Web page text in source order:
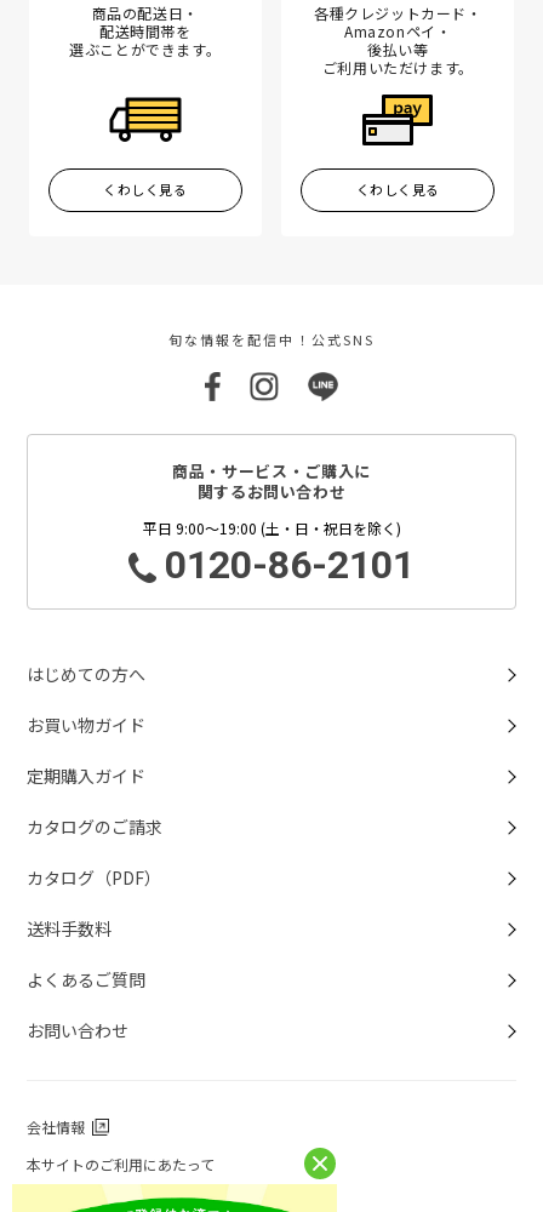
商品の配送日・
配送時間帯を
選ぶことができます。
くわしく見る
各種クレジットカード・
Amazonペイ・
後払い等
ご利用いただけます。
くわしく見る
旬な情報を配信中！公式SNS
商品・サービス・ご購入に
関するお問い合わせ
平日 9:00～19:00 (土・日・祝日を除く)
0120-86-2101
はじめての方へ
お買い物ガイド
定期購入ガイド
カタログのご請求
カタログ（PDF）
送料手数料
よくあるご質問
お問い合わせ
会社情報
本サイトのご利用にあたって
個人情報保護方針